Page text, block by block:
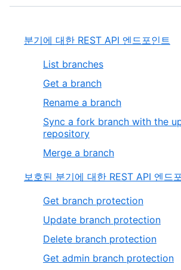
분기에 대한 REST API 엔드포인트
List branches
Get a branch
Rename a branch
Sync a fork branch with the
repository
Merge a branch
보호된 분기에 대한 REST API 엔드
Get branch protection
Update branch protection
Delete branch protection
Get admin branch protection